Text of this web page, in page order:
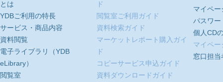
とは
YDBご利用の特長
サービス・商品内容
資料閲覧
電子ライブラリ（YDB
eLibrary）
閲覧室
ド
閲覧室ご利用ガイド
資料検索ガイド
マーケットレポート購入ガイ
ド
コピーサービス申込ガイド
資料ダウンロードガイド
マイペー
パスワー
個人CD
マイペー
窓口担